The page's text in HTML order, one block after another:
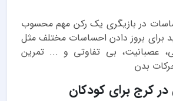
در بازیگری یک رکن مهم محسوب
بروز دادن احساسات مختلف مثل
عصبانیت، بی تفاوتی و ... تمرین
بدن
کرج برای کودکان